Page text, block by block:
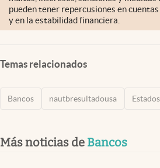
pueden tener repercusiones en
y en la estabilidad financiera.
Temas relacionados
Bancos nautbresultadousa
Más noticias de Bancos